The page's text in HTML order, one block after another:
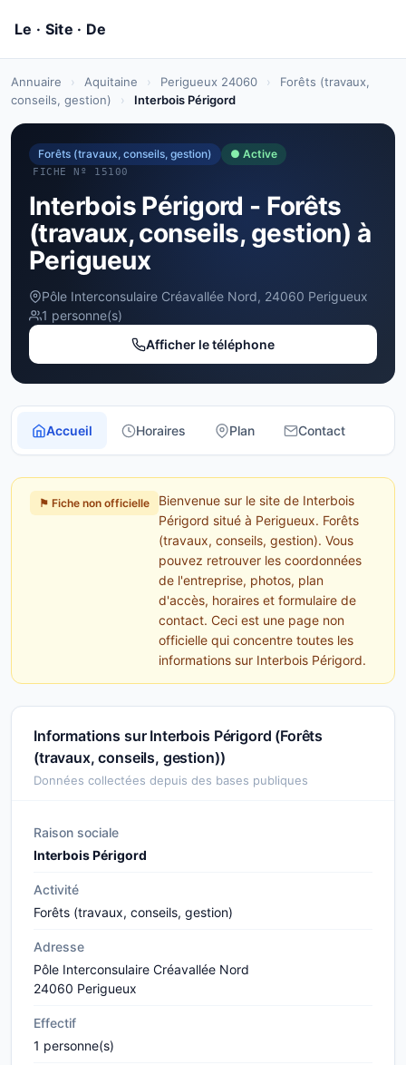
Annuaire › Aquitaine › Perigueux 24060 ›
Forêts (travaux,
conseils, gestion)
› Interbois Périgord
Forêts (travaux, conseils, gestion) ● Active
FICHE Nº 15100
Interbois Périgord - Forêts
(travaux, conseils, gestion) à
Perigueux
Pôle Interconsulaire Créavallée Nord, 24060 Perigueux
1 personne(s)
Afficher le téléphone
Accueil Horaires Plan Contact
⚑ Fiche non officielle
Bienvenue sur le site de Interbois
Périgord situé à Perigueux. Forêts
(travaux, conseils, gestion). Vous
pouvez retrouver les coordonnées
de l'entreprise, photos, plan
d'accès, horaires et formulaire de
contact. Ceci est une page non
officielle qui concentre toutes les
informations sur Interbois Périgord.
Informations sur Interbois Périgord (Forêts
(travaux, conseils, gestion))
Données collectées depuis des bases publiques
Raison sociale
Interbois Périgord
Activité
Forêts (travaux, conseils, gestion)
Adresse
Pôle Interconsulaire Créavallée Nord
24060 Perigueux
Effectif
1 personne(s)